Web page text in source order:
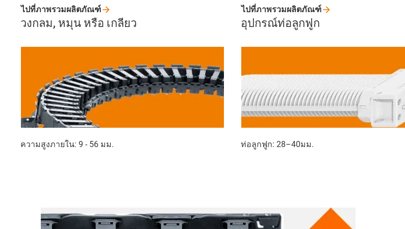
วงกลม, หมุน หรือ เกลียว
ความสูงภายใน: 9 - 56 มม.
ไปที่ภาพรวมผลิตภัณฑ์
อุปกรณ์ท่อลูกฟูก
ท่อลูกฟูก: 28–40มม.
ไปที่ภาพรวมผลิตภัณฑ์